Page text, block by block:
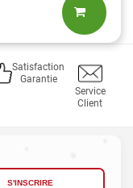
Satisfaction
Garantie
Service
Client
S'INSCRIRE